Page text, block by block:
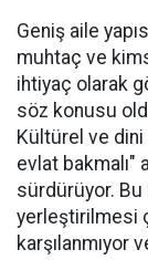
Geniş aile
muhtaç ve
ihtiyaç olarak
söz konusu
Kültürel ve
evlat bakmalı"
sürdürüyor. Bu
yerleştirilmesi
karşılanmıyor